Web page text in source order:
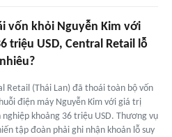
vốn khỏi Nguyễn Kim với
triệu USD, Central Retail lỗ
Retail (Thái Lan) đã thoái toàn bộ vốn
điện máy Nguyễn Kim với giá trị
nghiệp khoảng 36 triệu USD. Thương vụ
tập đoàn phải ghi nhận khoản lỗ suy